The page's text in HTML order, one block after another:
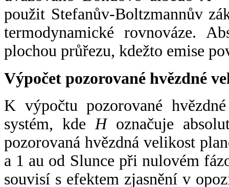
použit Stefanův-Boltzmannův
termodynamické rovnováze.
plochou průřezu, kdežto emise
Výpočet pozorované hvězdné
K výpočtu pozorované
systém, kde Hoznačuje
pozorovaná hvězdná velikost
a 1 au od Slunce při nulovém
souvisí s efektem zjasnění v